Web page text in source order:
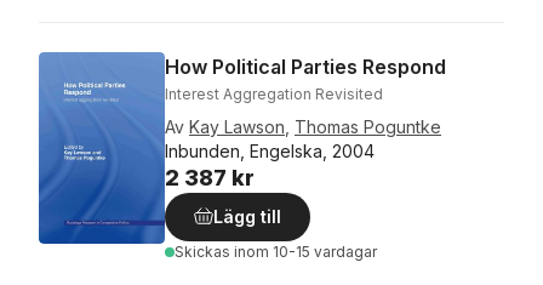
How Political Parties Respond
Interest Aggregation Revisited
Av Kay Lawson Thomas Poguntke
Inbunden, Engelska, 2004
2 387 kr
Lägg till
Skickas inom 10-15 vardagar